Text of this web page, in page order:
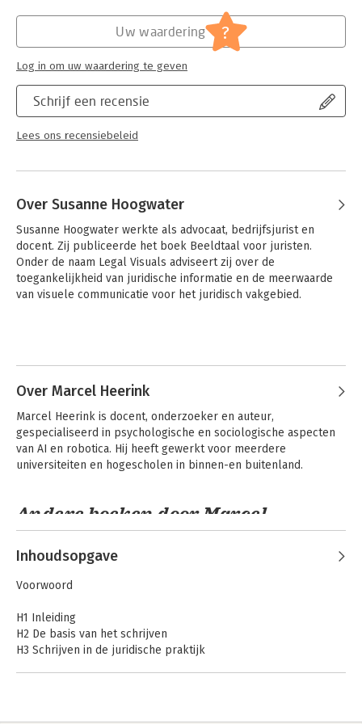
Schrijf een recensie
Lees ons recensiebeleid
Uw waardering ?
Log in om uw waardering te geven
Over Susanne Hoogwater
Susanne Hoogwater werkte als advocaat, bedrijfsjurist en
docent. Zij publiceerde het boek Beeldtaal voor juristen.
Onder de naam Legal Visuals adviseert zij over de
toegankelijkheid van juridische informatie en de meerwaarde
van visuele communicatie voor het juridisch vakgebied.
Over Marcel Heerink
Marcel Heerink is docent, onderzoeker en auteur,
gespecialiseerd in psychologische en sociologische aspecten
van AI en robotica. Hij heeft gewerkt voor meerdere
universiteiten en hogescholen in binnen-en buitenland.
Andere boeken door Marcel
Heerink
Inhoudsopgave
Voorwoord
H1 Inleiding
H2 De basis van het schrijven
H3 Schrijven in de juridische praktijk